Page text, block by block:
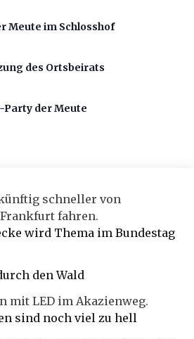
Meute im Schlosshof
des Ortsbeirats
der Meute
wird Thema im Bundestag
den Wald
sind noch viel zu hell